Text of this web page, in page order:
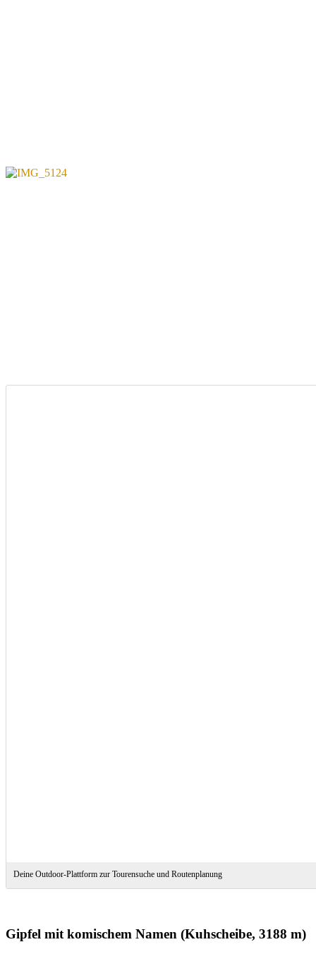
Deine Outdoor-Plattform zur Tourensuche und Routenplanung
Gipfel mit komischem Namen (Kuhscheibe, 3188 m)